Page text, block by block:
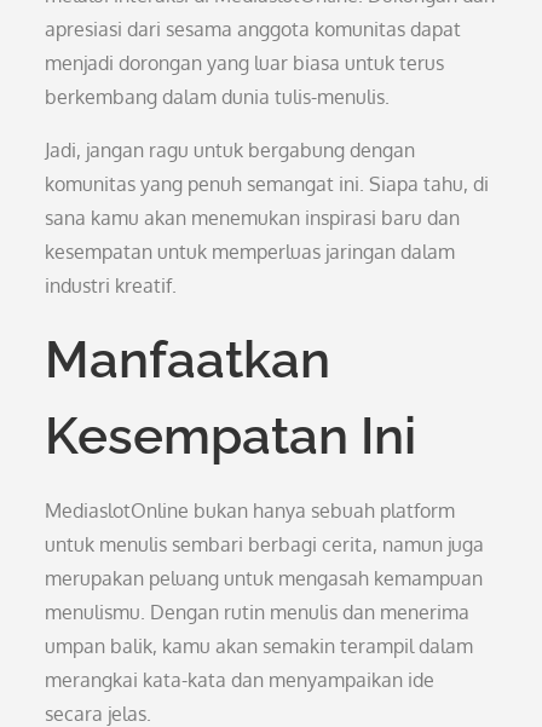
apresiasi dari sesama anggota komunitas dapat
menjadi dorongan yang luar biasa untuk terus
berkembang dalam dunia tulis-menulis.
Jadi, jangan ragu untuk bergabung dengan
komunitas yang penuh semangat ini. Siapa tahu, di
sana kamu akan menemukan inspirasi baru dan
kesempatan untuk memperluas jaringan dalam
industri kreatif.
Manfaatkan
Kesempatan Ini
MediaslotOnline bukan hanya sebuah platform
untuk menulis sembari berbagi cerita, namun juga
merupakan peluang untuk mengasah kemampuan
menulismu. Dengan rutin menulis dan menerima
umpan balik, kamu akan semakin terampil dalam
merangkai kata-kata dan menyampaikan ide
secara jelas.